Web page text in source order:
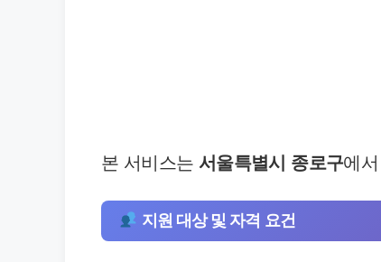
본 서비스는 서울특별시 종로구에
지원 대상 및 자격 요건